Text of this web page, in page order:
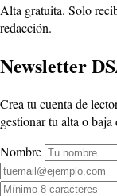
Alta gratuita. Solo
redacción.
Newsletter
Crea tu cuenta de
gestionar tu alta o baja
Nombre